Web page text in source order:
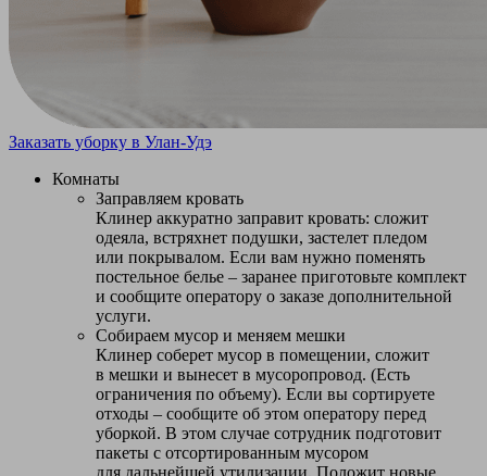
Заказать уборку в Улан-Удэ
Комнаты
Заправляем кровать
Клинер аккуратно заправит кровать: сложит
одеяла, встряхнет подушки, застелет пледом
или покрывалом. Если вам нужно поменять
постельное белье – заранее приготовьте комплект
и сообщите оператору о заказе дополнительной
услуги.
Собираем мусор и меняем мешки
Клинер соберет мусор в помещении, сложит
в мешки и вынесет в мусоропровод. (Есть
ограничения по объему). Если вы сортируете
отходы – сообщите об этом оператору перед
уборкой. В этом случае сотрудник подготовит
пакеты с отсортированным мусором
для дальнейшей утилизации. Положит новые